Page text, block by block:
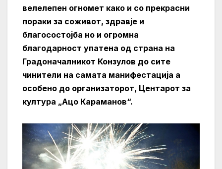
велелепен огномет како и со прекрасни
пораки за соживот, здравје и
благосостојба но и огромна
благодарност упатена од страна на
Градоначалникот Конзулов до сите
чинители на самата манифестација а
особено до организаторот, Центарот за
култура „Ацо Караманов“.